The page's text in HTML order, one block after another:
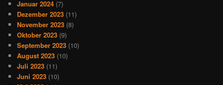
Januar 2024 (7)
Dezember 2023 (11)
November 2023 (8)
Oktober 2023 (9)
September 2023 (10)
August 2023 (10)
Juli 2023 (11)
Juni 2023 (10)